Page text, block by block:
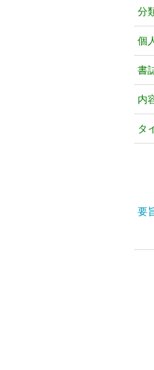
分
個
書
内
タ
要